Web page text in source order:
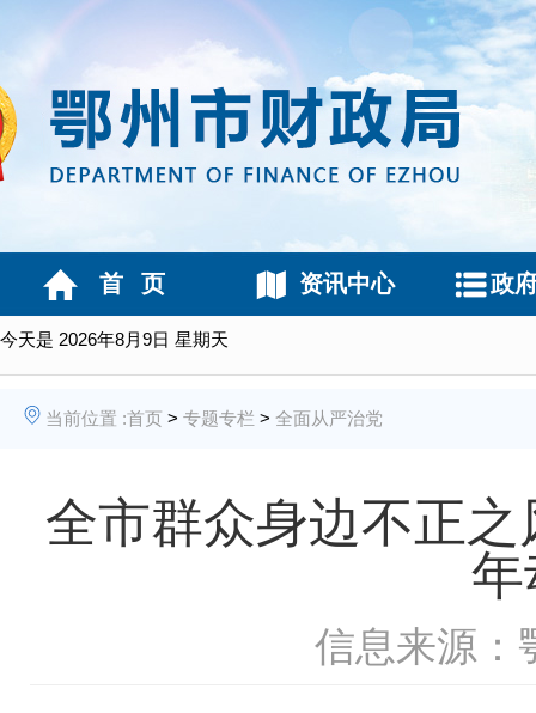
今天是 2026年8月9日 星期天
首 页 资讯中心 政
当前位置 :首页 > 专题专栏 > 全面从严治党
全市群众身边不正
年
信息来源：